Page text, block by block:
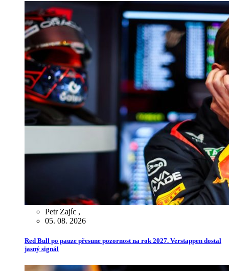
Petr Zajíc ,
05. 08. 2026
Red Bull po pauze přesune pozornost na rok 2027. Verstappen dostal
jasný signál